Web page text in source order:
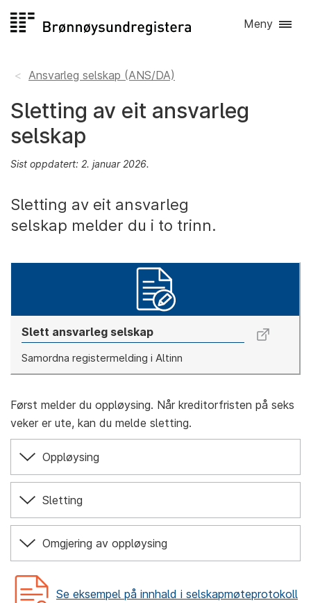
til
Meny
Ansvarleg selskap (ANS/DA)
Sletting av eit ansvarleg
selskap
Sist oppdatert: 2. januar 2026.
Sletting av eit ansvarleg
selskap melder du i to trinn.
Slett ansvarleg selskap
Samordna registermelding i Altinn
Først melder du oppløysing. Når kreditorfristen på seks
veker er ute, kan du melde sletting.
Oppløysing
Sletting
Omgjering av oppløysing
Se eksempel på innhald i selskapmøteprotokoll